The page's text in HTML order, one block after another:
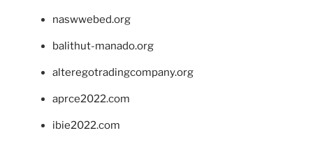
naswwebed.org
balithut-manado.org
alteregotradingcompany.org
aprce2022.com
ibie2022.com